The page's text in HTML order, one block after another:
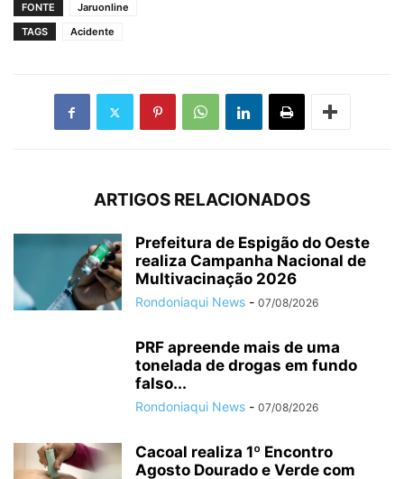
FONTE
Jaruonline
TAGS
Acidente
ARTIGOS RELACIONADOS
Prefeitura de Espigão do Oeste
realiza Campanha Nacional de
Multivacinação 2026
Rondoniaqui News - 07/08/2026
PRF apreende mais de uma
tonelada de drogas em fundo
falso...
Rondoniaqui News - 07/08/2026
Cacoal realiza 1º Encontro
Agosto Dourado e Verde com